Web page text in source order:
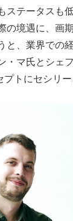
ステータスも
の境遇に、画
と、業界での
・マ氏とシェ
プトにセシリー